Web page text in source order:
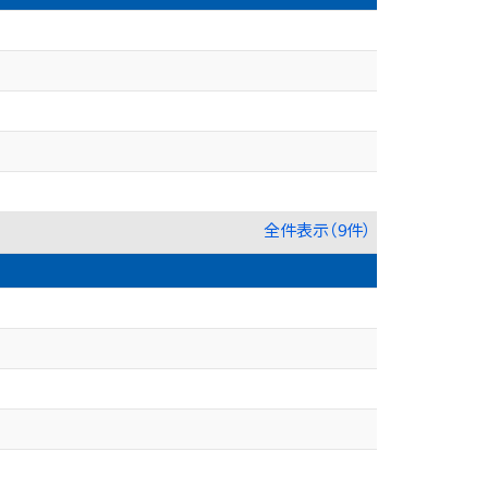
全件表示（9件）